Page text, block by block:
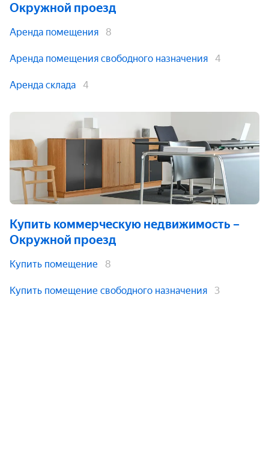
Окружной проезд
Аренда помещения 8
Аренда помещения свободного назначения 4
Аренда склада 4
Купить коммерческую недвижимость –
Окружной проезд
Купить помещение 8
Купить помещение свободного назначения 3